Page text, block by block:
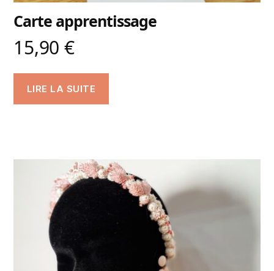
Carte apprentissage
15,90 €
LIRE LA SUITE